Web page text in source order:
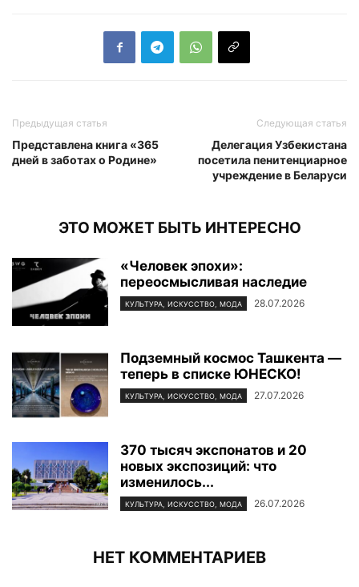
Предыдущая статья
Представлена книга «365
дней в заботах о Родине»
Следующая статья
Делегация Узбекистана
посетила пенитенциарное
учреждение в Беларуси
ЭТО МОЖЕТ БЫТЬ ИНТЕРЕСНО
«Человек эпохи»:
переосмысливая наследие
КУЛЬТУРА, ИСКУССТВО, МОДА 28.07.2026
Подземный космос Ташкента —
теперь в списке ЮНЕСКО!
КУЛЬТУРА, ИСКУССТВО, МОДА 27.07.2026
370 тысяч экспонатов и 20
новых экспозиций: что
изменилось...
КУЛЬТУРА, ИСКУССТВО, МОДА 26.07.2026
НЕТ КОММЕНТАРИЕВ